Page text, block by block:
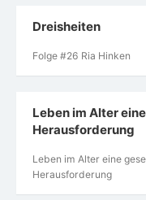
Dreisheiten
Folge #26 Ria Hinken
Leben im Alter
Herausforderung
Leben im Alter eine
Herausforderung